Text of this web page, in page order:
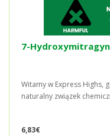
7-
Witamy w Express Highs,
naturalny związek
6,83€